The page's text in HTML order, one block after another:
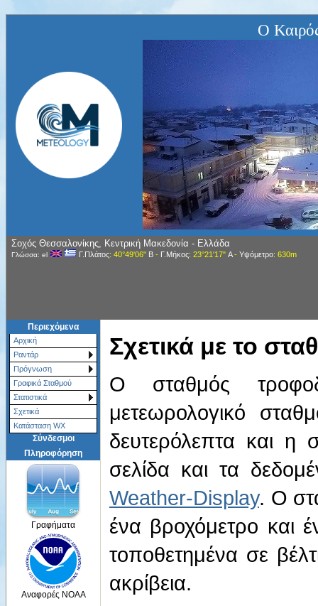
Ο
Σοχός Θεσσαλονίκης, Κεντρική Μακεδονία - Ελλάδα
Γλώσσα: el Γ.Πλάτος: 40°49'06" Β- Γ.Μήκος: 23°21'17" Α- Υψόμετρο: 630m
Περιεχόμενα
Αρχική
Ραντάρ
Πρόγνωση
Γραφικά Σταθμού
Στατιστικά
Σχετικά
Κατάσταση WX
Σύνδεσμοι
Πληροφόρηση
Γραφήματα
Αναφορές NOAA
Σχετικά με το
Ο σταθμός
μετεωρολογικό
δευτερόλεπτα και η
σελίδα και τα
Weather-Display. Ο
ένα βροχόμετρο και
τοποθετημένα σε
ακρίβεια.